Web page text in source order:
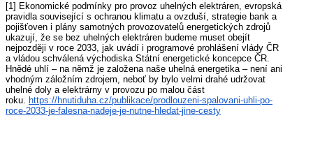
[1] Ekonomické podmínky pro provoz uhelných elektráren, evropská
pravidla související s ochranou klimatu a ovzduší, strategie bank a
pojišťoven i plány samotných provozovatelů energetických zdrojů
ukazují, že se bez uhelných elektráren budeme muset obejít
nejpozději v roce 2033, jak uvádí i programové prohlášení vlády ČR
a vládou schválená východiska Státní energetické koncepce ČR.
Hnědé uhlí – na němž je založena naše uhelná energetika – není ani
vhodným záložním zdrojem, neboť by bylo velmi drahé udržovat
uhelné doly a elektrárny v provozu po malou část
roku. https://hnutiduha.cz/publikace/prodlouzeni-spalovani-uhli-po-
roce-2033-je-falesna-nadeje-je-nutne-hledat-jine-cesty